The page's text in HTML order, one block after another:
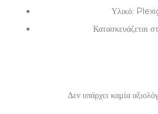
Υλικό:
Κατασκευάζεται
Δεν υπάρχει καμία